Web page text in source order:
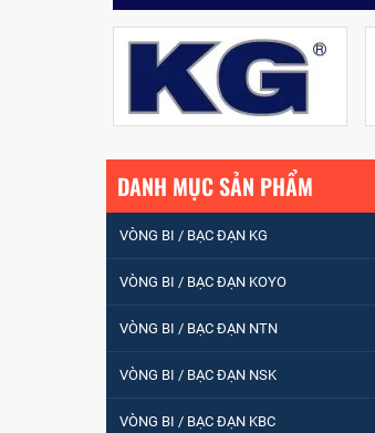
DANH MỤC SẢN PHẨM
VÒNG BI / BẠC ĐẠN KG
VÒNG BI / BẠC ĐẠN KOYO
VÒNG BI / BẠC ĐẠN NTN
VÒNG BI / BẠC ĐẠN NSK
VÒNG BI / BẠC ĐẠN KBC
VÒNG BI / BẠC ĐẠN